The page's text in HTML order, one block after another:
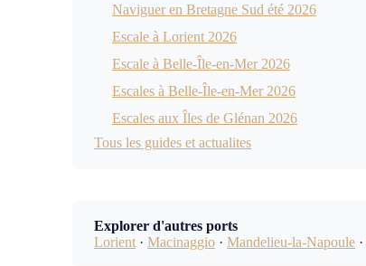
Naviguer en Bretagne Sud été 2026
Escale à Lorient 2026
Escale à Belle-Île-en-Mer 2026
Escales à Belle-Île-en-Mer 2026
Escales aux Îles de Glénan 2026
Tous les guides et actualites
Explorer d'autres ports
Lorient · Macinaggio · Mandelieu-la-Napoule ·